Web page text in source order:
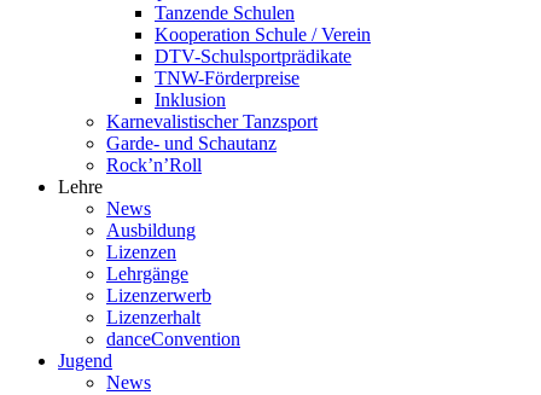
Tanzende Schulen
Kooperation Schule / Verein
DTV-Schulsportprädikate
TNW-Förderpreise
Inklusion
Karnevalistischer Tanzsport
Garde- und Schautanz
Rock’n’Roll
Lehre
News
Ausbildung
Lizenzen
Lehrgänge
Lizenzerwerb
Lizenzerhalt
danceConvention
Jugend
News